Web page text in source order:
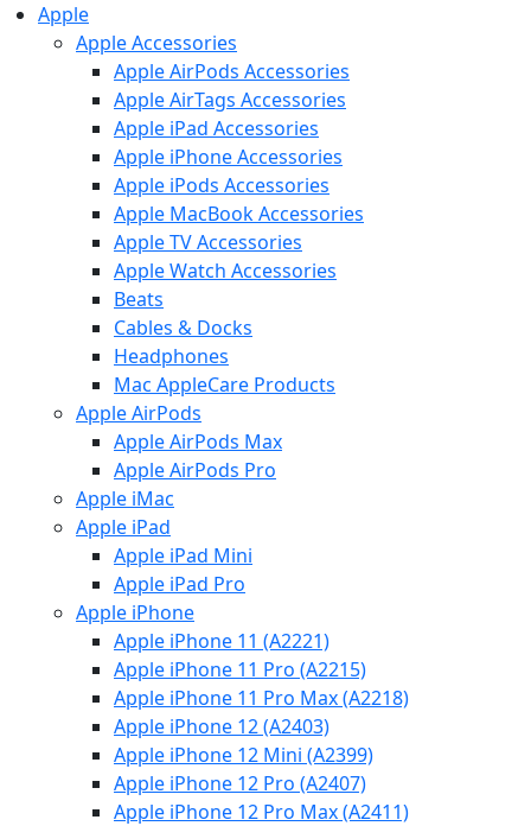
Apple
Apple Accessories
Apple AirPods Accessories
Apple AirTags Accessories
Apple iPad Accessories
Apple iPhone Accessories
Apple iPods Accessories
Apple MacBook Accessories
Apple TV Accessories
Apple Watch Accessories
Beats
Cables & Docks
Headphones
Mac AppleCare Products
Apple AirPods
Apple AirPods Max
Apple AirPods Pro
Apple iMac
Apple iPad
Apple iPad Mini
Apple iPad Pro
Apple iPhone
Apple iPhone 11 (A2221)
Apple iPhone 11 Pro (A2215)
Apple iPhone 11 Pro Max (A2218)
Apple iPhone 12 (A2403)
Apple iPhone 12 Mini (A2399)
Apple iPhone 12 Pro (A2407)
Apple iPhone 12 Pro Max (A2411)